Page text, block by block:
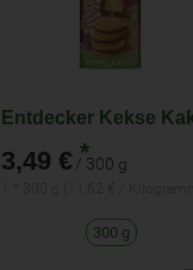
Entdecker Kekse
3,49 € *
/ 300 g
300 g